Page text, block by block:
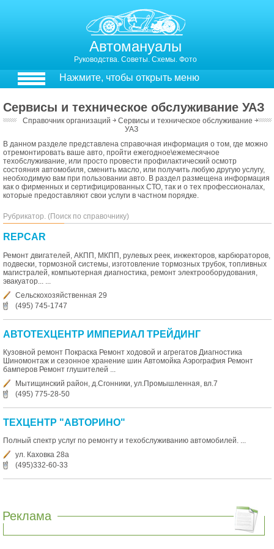
Автомануалы
Руководства. Советы. Схемы. Фото
Нажмите, чтобы открыть меню
Сервисы и техническое обслуживание УАЗ
Справочник организаций￫ Сервисы и техническое обслуживание￫
УАЗ
В данном разделе представлена справочная информация о том, где можно
отремонтировать ваше авто, пройти ежегодное\ежемесячное
техобслуживание, или просто провести профилактический осмотр
состояния автомобиля, сменить масло, или получить любую другую услугу,
необходимую вам при пользовании авто. В раздел размещена информация
как о фирменных и сертифицированных СТО, так и о тех профессионалах,
которые предоставляют свои услуги в частном порядке.
Рубрикатор. (Поиск по справочнику)
REPCAR
Ремонт двигателей, АКПП, МКПП, рулевых реек, инжекторов, карбюраторов,
подвески, тормозной системы, изготовление тормозных трубок, топливных
магистралей, компьютерная диагностика, ремонт электрооборудования,
эвакуатор... ...
Сельскохозяйственная 29
(495) 745-1747
АВТОТЕХЦЕНТР ИМПЕРИАЛ ТРЕЙДИНГ
Кузовной ремонт Покраска Ремонт ходовой и агрегатов Диагностика
Шиномонтаж и сезонное хранение шин Автомойка Аэрография Ремонт
бамперов Ремонт глушителей ...
Мытищинский район, д.Сгонники, ул.Промышленная, вл.7
(495) 775-28-50
ТЕХЦЕНТР "АВТОРИНО"
Полный спектр услуг по ремонту и техобслуживанию автомобилей. ...
ул. Каховка 28а
(495)332-60-33
Реклама